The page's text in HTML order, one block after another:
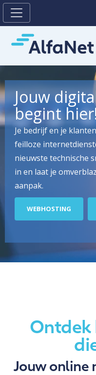
Jouw
begint
Je bedrijf en je
feilloze
nieuwste technische
in en laat je
aanpak.
WEBHOSTING
Ontdek
Jouw online